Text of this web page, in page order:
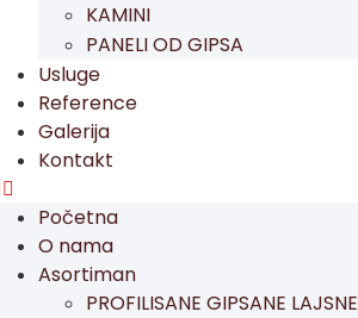
KAMINI
PANELI OD GIPSA
Usluge
Reference
Galerija
Kontakt
Početna
O nama
Asortiman
PROFILISANE GIPSANE LAJSNE